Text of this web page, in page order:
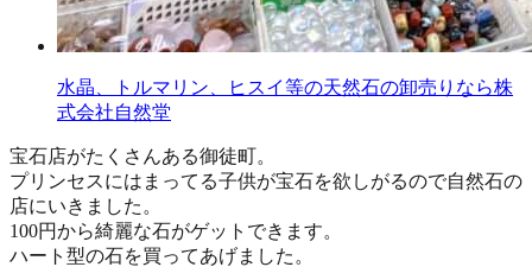
水晶、トルマリン、ヒスイ等の天然石の卸売りなら株
式会社自然堂
宝石店がたくさんある御徒町。
プリンセスにはまってる子供が宝石を欲しがるので自然石の
店にいきました。
100円から綺麗な石がゲットできます。
ハート型の石を買ってあげました。